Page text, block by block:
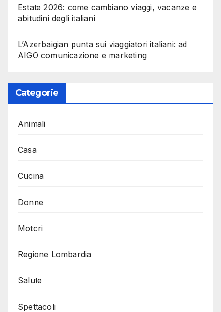
Estate 2026: come cambiano viaggi, vacanze e
abitudini degli italiani
L’Azerbaigian punta sui viaggiatori italiani: ad
AIGO comunicazione e marketing
Categorie
Animali
Casa
Cucina
Donne
Motori
Regione Lombardia
Salute
Spettacoli